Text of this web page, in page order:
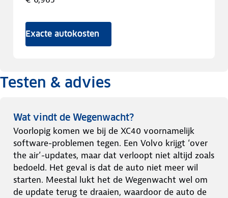
Exacte autokosten
Testen & advies
Wat vindt de Wegenwacht?
Voorlopig komen we bij de XC40 voornamelijk
software-problemen tegen. Een Volvo krijgt ‘over
the air’-updates, maar dat verloopt niet altijd zoals
bedoeld. Het geval is dat de auto niet meer wil
starten. Meestal lukt het de Wegenwacht wel om
de update terug te draaien, waardoor de auto de